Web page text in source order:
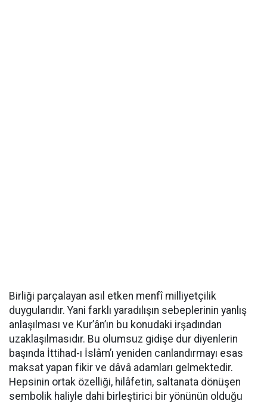
Birliği parçalayan asıl etken menfî milliyetçilik
duygularıdır. Yani farklı yaradılışın sebeplerinin yanlış
anlaşılması ve Kur’ân’ın bu konudaki irşadından
uzaklaşılmasıdır. Bu olumsuz gidişe dur diyenlerin
başında İttihad-ı İslâm’ı yeniden canlandırmayı esas
maksat yapan fikir ve dâvâ adamları gelmektedir.
Hepsinin ortak özelliği, hilâfetin, saltanata dönüşen
sembolik haliyle dahi birleştirici bir yönünün olduğu